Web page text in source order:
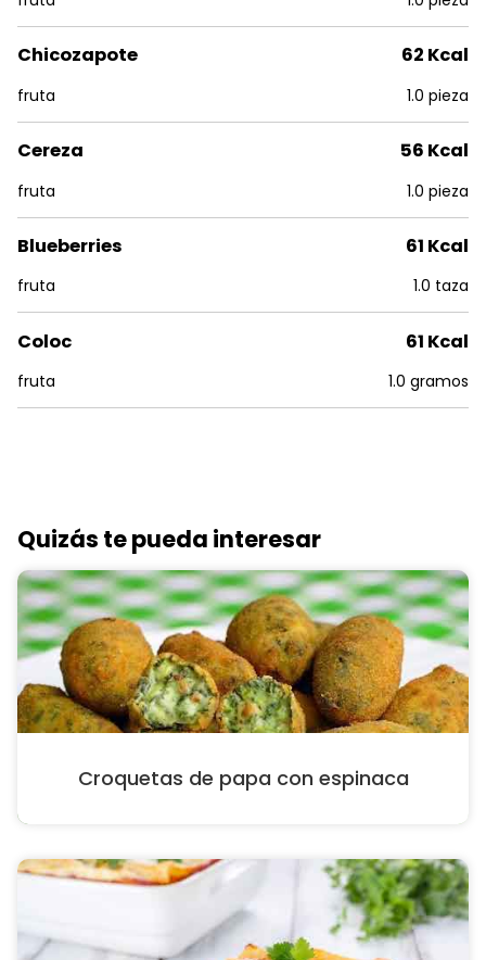
Chicozapote
fruta
62 Kcal
1.0 pieza
Cereza
fruta
56 Kcal
1.0 pieza
Blueberries
fruta
61 Kcal
1.0 taza
Coloc
fruta
61 Kcal
1.0 gramos
Quizás te pueda interesar
Croquetas de papa con espinaca